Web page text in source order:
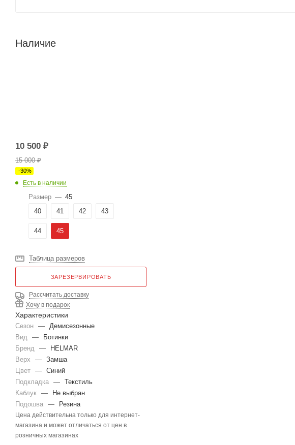
Наличие
10 500 ₽
15 000₽
-30%
Есть в наличии
Размер — 45
40
41 42 43
44 45
Таблица размеров
ЗАРЕЗЕРВИРОВАТЬ
Рассчитать доставку
Хочу в подарок
Характеристики
Сезон — Демисезонные
Вид —
Ботинки
Бренд —
HELMAR
Верх
— Замша
Цвет — Синий
Подкладка — Текстиль
Каблук —
Не выбран
Подошва — Резина
Цена действительна только для интернет-
магазина и может отличаться от цен в
розничных магазинах